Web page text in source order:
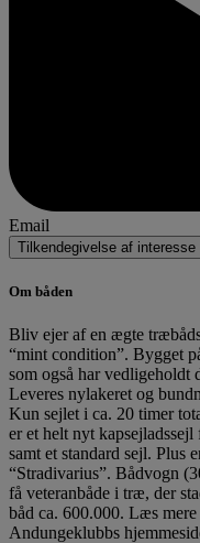
Email
Tilkendegivelse af interesse
Om båden
Bliv ejer af en ægte
“mint condition”. Bygget
som også har vedligeholdt
Leveres nylakeret og
Kun sejlet i ca. 20 timer
er et helt nyt
samt et standard sejl. Plus
“Stradivarius”. Bådvogn
få veteranbåde i træ, der
båd ca. 600.000. Læs
Andungeklubbs